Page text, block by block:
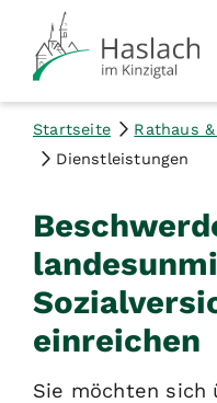
Startseite Rathaus
Dienstleistungen
einreichen
Sie möchten sich